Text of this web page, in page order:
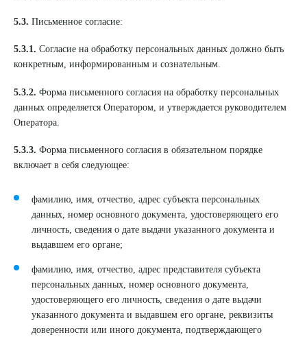
5.3. Письменное согласие:
5.3.1. Согласие на обработку персональных данных должно быть
конкретным, информированным и сознательным.
5.3.2. Форма письменного согласия на обработку персональных
данных определяется Оператором, и утверждается руководителем
Оператора.
5.3.3. Форма письменного согласия в обязательном порядке
включает в себя следующее:
фамилию, имя, отчество, адрес субъекта персональных
данных, номер основного документа, удостоверяющего его
личность, сведения о дате выдачи указанного документа и
выдавшем его органе;
фамилию, имя, отчество, адрес представителя субъекта
персональных данных, номер основного документа,
удостоверяющего его личность, сведения о дате выдачи
указанного документа и выдавшем его органе, реквизиты
доверенности или иного документа, подтверждающего